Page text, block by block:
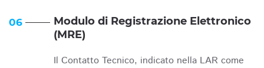
06
Modulo di Registrazione Elettronico
(MRE)
Il Contatto Tecnico, indicato nella LAR come